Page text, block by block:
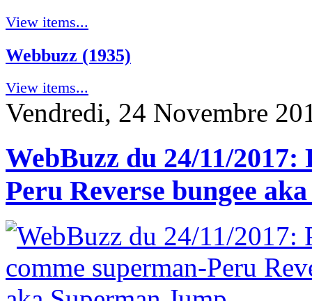
View items...
Webbuzz (1935)
View items...
Vendredi, 24 Novembre
WebBuzz du 24/11/
Peru Reverse bungee